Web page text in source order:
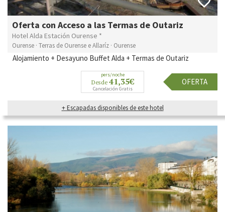
Oferta con Acceso a las Termas de Outariz
Hotel Alda Estación Ourense *
Ourense · Terras de Ourense e Allaríz · Ourense
Alojamiento + Desayuno Buffet Alda + Termas de Outariz
pers/noche
Desde 41,35€
Cancelación Gratis
OFERTA
+ Escapadas disponibles de este hotel